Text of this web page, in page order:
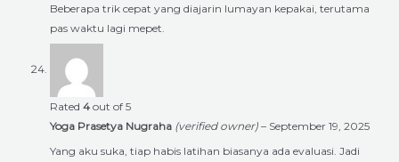
Beberapa trik cepat yang diajarin lumayan kepakai, terutama
pas waktu lagi mepet.
Rated 4 out of 5
Yoga Prasetya Nugraha (verified owner) – September 19, 2025
Yang aku suka, tiap habis latihan biasanya ada evaluasi. Jadi